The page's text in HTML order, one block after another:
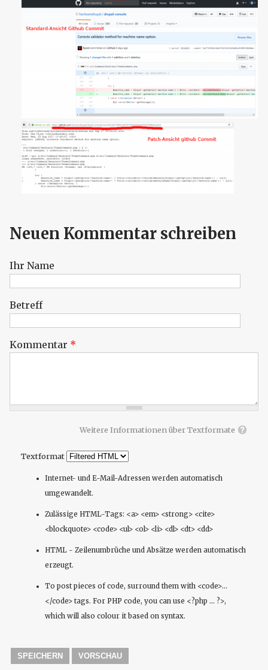
Neuen Kommentar schreiben
Ihr Name
Betreff
Kommentar *
Weitere Informationen über Textformate
Textformat
Internet- und E-Mail-Adressen werden automatisch
umgewandelt.
Zulässige HTML-Tags: <a> <em> <strong> <cite>
<blockquote> <code> <ul> <ol> <li> <dl> <dt> <dd>
HTML - Zeilenumbrüche und Absätze werden automatisch
erzeugt.
To post pieces of code, surround them with <code>...
</code> tags. For PHP code, you can use <?php ... ?>,
which will also colour it based on syntax.